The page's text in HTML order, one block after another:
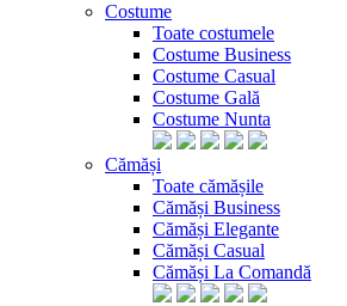
Costume
Toate costumele
Costume Business
Costume Casual
Costume Gală
Costume Nunta
Cămăși
Toate cămășile
Cămăși Business
Cămăși Elegante
Cămăși Casual
Cămăși La Comandă